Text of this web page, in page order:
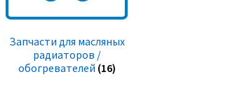
Запчасти для масляных
радиаторов /
обогревателей (16)